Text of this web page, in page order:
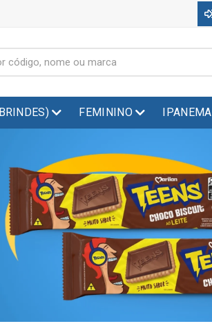
FEMININO IPANEMA